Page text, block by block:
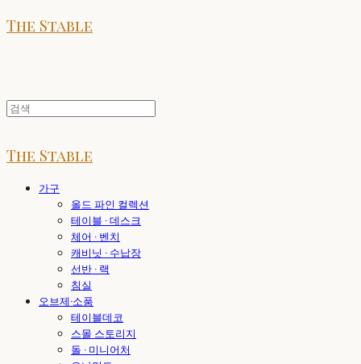
The Stable
The Stable
가구
올드 파인 컬렉션
테이블 · 데스크
체어 · 벤치
캐비닛 · 수납장
선반 · 랙
침실
오브제·소품
테이블데코
스몰 스토리지
돌 · 미니어처